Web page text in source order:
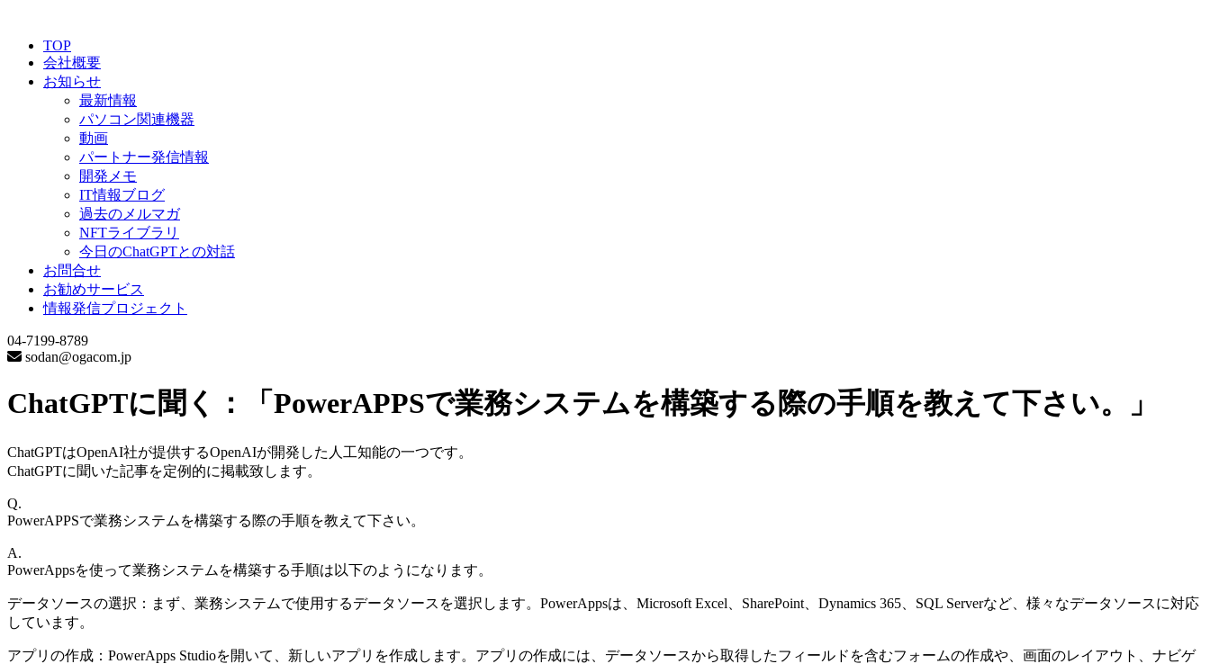
TOP
会社概要
お知らせ
最新情報
パソコン関連機器
動画
パートナー発信情報
開発メモ
IT情報ブログ
過去のメルマガ
NFTライブラリ
今日のChatGPTとの対話
お問合せ
お勧めサービス
情報発信プロジェクト
04-7199-8789
sodan@ogacom.jp
ChatGPTに聞く：「PowerAPPSで業務システムを構築する際の手順を教えて下さい。」
ChatGPTはOpenAI社が提供するOpenAIが開発した人工知能の一つです。
ChatGPTに聞いた記事を定例的に掲載致します。
Q.
PowerAPPSで業務システムを構築する際の手順を教えて下さい。
A.
PowerAppsを使って業務システムを構築する手順は以下のようになります。
データソースの選択：まず、業務システムで使用するデータソースを選択します。PowerAppsは、Microsoft Excel、SharePoint、Dynamics 365、SQL Serverなど、様々なデータソースに対応
しています。
アプリの作成：PowerApps Studioを開いて、新しいアプリを作成します。アプリの作成には、データソースから取得したフィールドを含むフォームの作成や、画面のレイアウト、ナビゲ